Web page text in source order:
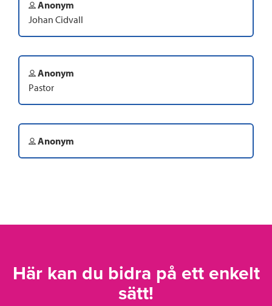
Anonym
Johan Cidvall
Anonym
Pastor
Anonym
Här kan du bidra på ett enkelt
sätt!